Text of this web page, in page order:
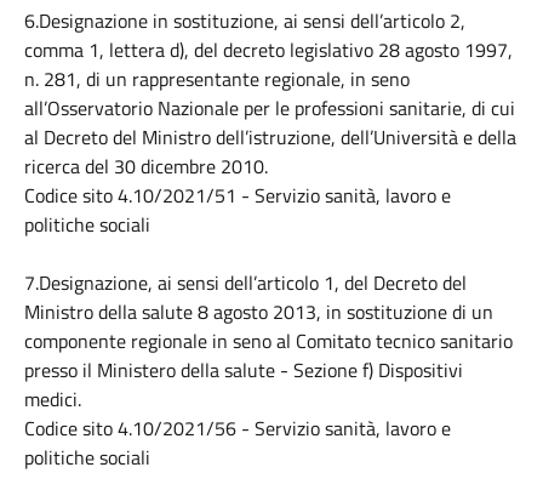
6.Designazione in sostituzione, ai sensi dell’articolo 2,
comma 1, lettera d), del decreto legislativo 28 agosto 1997,
n. 281, di un rappresentante regionale, in seno
all’Osservatorio Nazionale per le professioni sanitarie, di cui
al Decreto del Ministro dell’istruzione, dell’Università e della
ricerca del 30 dicembre 2010.
Codice sito 4.10/2021/51 - Servizio sanità, lavoro e
politiche sociali
7.Designazione, ai sensi dell’articolo 1, del Decreto del
Ministro della salute 8 agosto 2013, in sostituzione di un
componente regionale in seno al Comitato tecnico sanitario
presso il Ministero della salute - Sezione f) Dispositivi
medici.
Codice sito 4.10/2021/56 - Servizio sanità, lavoro e
politiche sociali